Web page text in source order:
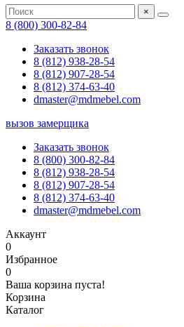
×
8 (800) 300-82-84
Заказать звонок
8 (812) 938-28-54
8 (812) 907-28-54
8 (812) 374-63-40
dmaster@mdmebel.com
вызов замерщика
Заказать звонок
8 (800) 300-82-84
8 (812) 938-28-54
8 (812) 907-28-54
8 (812) 374-63-40
dmaster@mdmebel.com
Аккаунт
0
Избранное
0
Ваша корзина пуста!
Корзина
Каталог